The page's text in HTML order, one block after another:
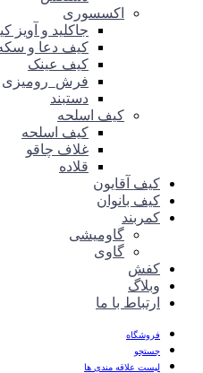
اکسسوری
جاکلید و آویز
کیف دعا و
کیف عینک
فرش_رومیزی
دستبند
کیف اسلحه
کیف اسلحه
غلاف چاقو
قلاده
کیف آقایون
کیف بانوان
کمربند
گاومیشی
گاوی
کفش
وبلاگ
ارتباط با ما
فروشگاه
جستجو
لیست علاقه مندی ها